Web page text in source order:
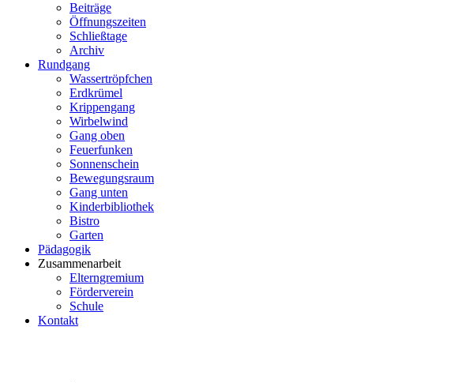
Beiträge
Öffnungszeiten
Schließtage
Archiv
Rundgang
Wassertröpfchen
Erdkrümel
Krippengang
Wirbelwind
Gang oben
Feuerfunken
Sonnenschein
Bewegungsraum
Gang unten
Kinderbibliothek
Bistro
Garten
Pädagogik
Zusammenarbeit
Elterngremium
Förderverein
Schule
Kontakt